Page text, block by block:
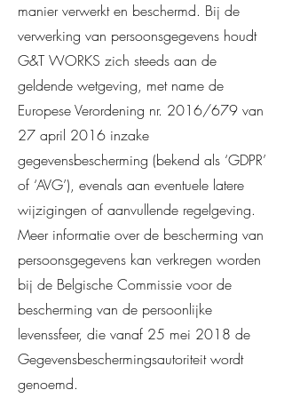
manier verwerkt en beschermd. Bij de
verwerking van persoonsgegevens houdt
G&T WORKS zich steeds aan de
geldende wetgeving, met name de
Europese Verordening nr. 2016/679 van
27 april 2016 inzake
gegevensbescherming (bekend als ‘GDPR’
of ‘AVG’), evenals aan eventuele latere
wijzigingen of aanvullende regelgeving.
Meer informatie over de bescherming van
persoonsgegevens kan verkregen worden
bij de Belgische Commissie voor de
bescherming van de persoonlijke
levenssfeer, die vanaf 25 mei 2018 de
Gegevensbeschermingsautoriteit wordt
genoemd.